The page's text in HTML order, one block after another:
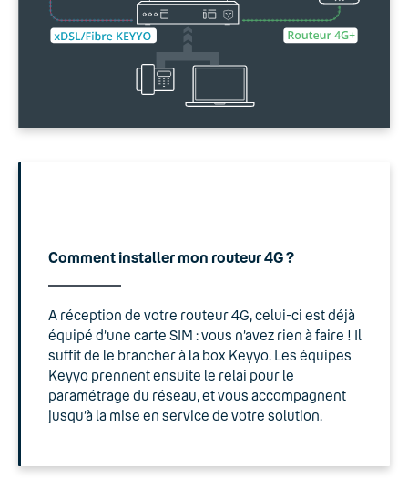
Comment installer mon routeur 4G ?
A réception de votre routeur 4G, celui-ci est déjà
équipé d’une carte SIM : vous n’avez rien à faire ! Il
suffit de le brancher à la box Keyyo. Les équipes
Keyyo prennent ensuite le relai pour le
paramétrage du réseau, et vous accompagnent
jusqu’à la mise en service de votre solution.